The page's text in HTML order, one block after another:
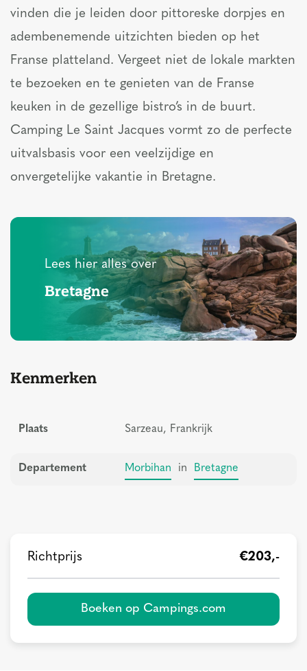
vinden die je leiden door pittoreske dorpjes en
adembenemende uitzichten bieden op het
Franse platteland. Vergeet niet de lokale markten
te bezoeken en te genieten van de Franse
keuken in de gezellige bistro’s in de buurt.
Camping Le Saint Jacques vormt zo de perfecte
uitvalsbasis voor een veelzijdige en
onvergetelijke vakantie in Bretagne.
Lees hier alles over
Bretagne
Kenmerken
Plaats Sarzeau, Frankrijk
Departement Morbihan in Bretagne
Richtprijs €203,-
Boeken op Campings.com